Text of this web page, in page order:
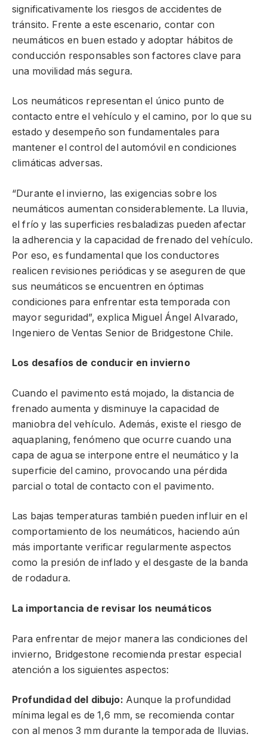
significativamente los riesgos de accidentes de
tránsito. Frente a este escenario, contar con
neumáticos en buen estado y adoptar hábitos de
conducción responsables son factores clave para
una movilidad más segura.
Los neumáticos representan el único punto de
contacto entre el vehículo y el camino, por lo que su
estado y desempeño son fundamentales para
mantener el control del automóvil en condiciones
climáticas adversas.
“Durante el invierno, las exigencias sobre los
neumáticos aumentan considerablemente. La lluvia,
el frío y las superficies resbaladizas pueden afectar
la adherencia y la capacidad de frenado del vehículo.
Por eso, es fundamental que los conductores
realicen revisiones periódicas y se aseguren de que
sus neumáticos se encuentren en óptimas
condiciones para enfrentar esta temporada con
mayor seguridad”, explica Miguel Ángel Alvarado,
Ingeniero de Ventas Senior de Bridgestone Chile.
Los desafíos de conducir en invierno
Cuando el pavimento está mojado, la distancia de
frenado aumenta y disminuye la capacidad de
maniobra del vehículo. Además, existe el riesgo de
aquaplaning, fenómeno que ocurre cuando una
capa de agua se interpone entre el neumático y la
superficie del camino, provocando una pérdida
parcial o total de contacto con el pavimento.
Las bajas temperaturas también pueden influir en el
comportamiento de los neumáticos, haciendo aún
más importante verificar regularmente aspectos
como la presión de inflado y el desgaste de la banda
de rodadura.
La importancia de revisar los neumáticos
Para enfrentar de mejor manera las condiciones del
invierno, Bridgestone recomienda prestar especial
atención a los siguientes aspectos:
Profundidad del dibujo: Aunque la profundidad
mínima legal es de 1,6 mm, se recomienda contar
con al menos 3 mm durante la temporada de lluvias.